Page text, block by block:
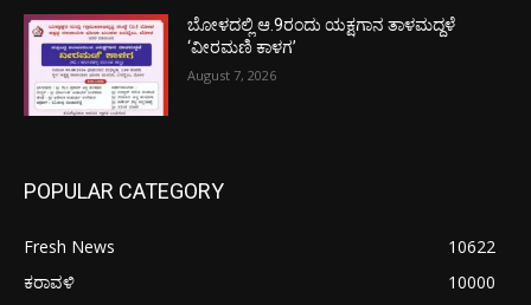
ಬೋಳದಲ್ಲಿ ಆ.9ರಂದು ಯಕ್ಷಗಾನ ತಾಳಮದ್ದಳೆ
‘ವೀರಮಣಿ ಕಾಳಗ’
August 7, 2026
POPULAR CATEGORY
Fresh News
10622
ಕರಾವಳಿ
10000